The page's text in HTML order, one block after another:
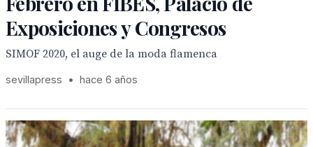
Exposiciones y Congresos
SIMOF 2020, el auge de la moda flamenca
sevillapress • hace 6 años